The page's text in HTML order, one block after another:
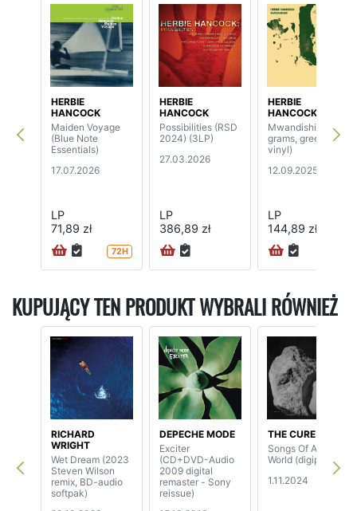
HERBIE
HANCOCK
Maiden Voyage
(Blue Note
Essentials)
17.07.2026
LP
71,89 zł
72H
HERBIE
HANCOCK
Possibilities (RSD
2024) (3LP)
27.03.2026
LP
386,89 zł
HERBIE
HANCOCK
Mwandishi (180
grams, green
vinyl)
12.09.2025
LP
144,89 zł
KUPUJĄCY TEN PRODUKT WYBRALI RÓWNIEŻ
RICHARD
WRIGHT
Wet Dream (2023
Steven Wilson
remix, BD-audio
softpak)
DEPECHE MODE
Exciter
(CD+DVD-Audio
2009 digital
remaster - Sony
reissue)
THE CURE
Songs Of A Lost
World (digipak)
1.11.2024